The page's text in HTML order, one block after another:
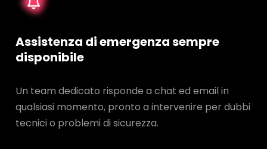
Assistenza di emergenza sempre
disponibile
Un team dedicato risponde a chat ed email in
qualsiasi momento, pronto a intervenire per dubbi
tecnici o problemi di sicurezza.